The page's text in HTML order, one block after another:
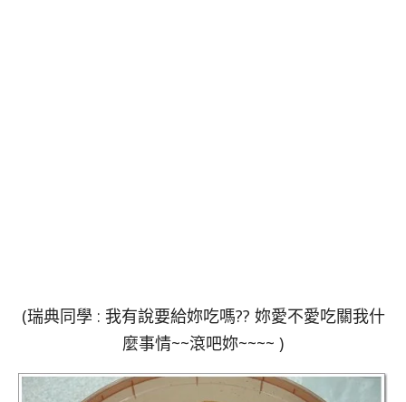
(瑞典同學 : 我有說要給妳吃嗎?? 妳愛不愛吃關我什
麼事情~~滾吧妳~~~~ )